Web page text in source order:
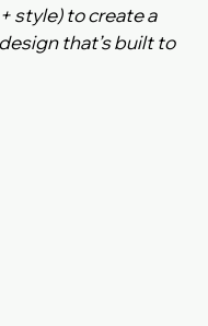
style) to create a
that’s built to